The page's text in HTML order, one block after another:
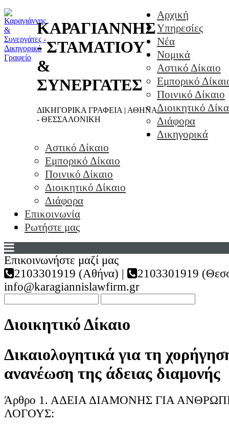
ΚΑΡΑΓΙΑΝΝΗΣ
- ΣΤΑΜΑΤΙΟΥ
&
ΣΥΝΕΡΓΑΤΕΣ
ΔΙΚΗΓΟΡΙΚΑ ΓΡΑΦΕΙΑ | ΑΘΗΝΑ
- ΘΕΣΣΑΛΟΝΙΚΗ
Αρχική
Υπηρεσίες
Νέα
Νομικά
Αστικό Δίκαιο
Εμπορικό
Ποινικό Δίκαιο
Διοικητικό
Διάφορα
Δικηγορικά
Αστικό Δίκαιο
Εμπορικό Δίκαιο
Ποινικό Δίκαιο
Διοικητικό Δίκαιο
Διάφορα
Επικοινωνία
Ρωτήστε μας
Επικοινωνήστε μαζί μας
2103301919 (Αθήνα) |
2103301919
info@karagiannislawfirm.gr
Διοικητικό Δίκαιο
Δικαιολογητικά για τη
ανανέωση της άδειας διαμονής
Άρθρο 1. ΑΔΕΙΑ ΔΙΑΜΟΝΗΣ ΓΙΑ
ΛΟΓΟΥΣ: